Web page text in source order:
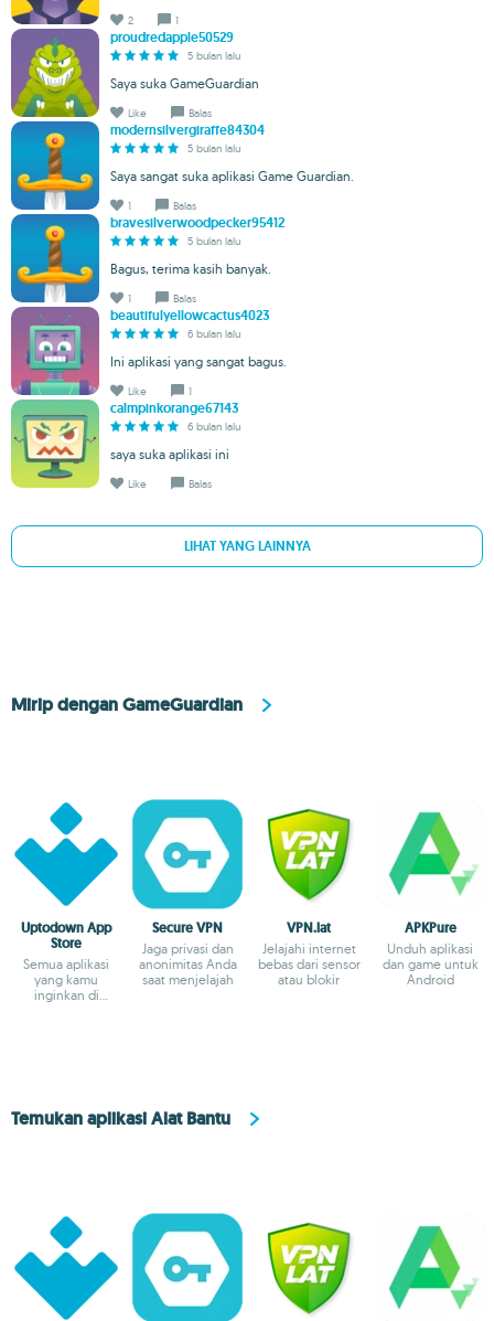
2 1
proudredapple50529
5 bulan lalu
Saya suka GameGuardian
Like Balas
modernsilvergiraffe84304
5 bulan lalu
Saya sangat suka aplikasi Game Guardian.
1 Balas
bravesilverwoodpecker95412
5 bulan lalu
Bagus, terima kasih banyak.
1 Balas
beautifulyellowcactus4023
6 bulan lalu
Ini aplikasi yang sangat bagus.
Like 1
calmpinkorange67143
6 bulan lalu
saya suka aplikasi ini
Like Balas
LIHAT YANG LAINNYA
Mirip dengan GameGuardian
Uptodown App
Store
Semua aplikasi
yang kamu
inginkan di
Secure VPN
Jaga privasi dan
anonimitas Anda
saat menjelajah
VPN.lat
Jelajahi internet
bebas dari sensor
atau blokir
APKPure
Unduh aplikasi
dan game untuk
Android
Temukan aplikasi Alat Bantu